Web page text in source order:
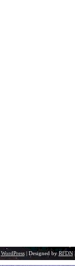
WordPress| Designed byRFDN